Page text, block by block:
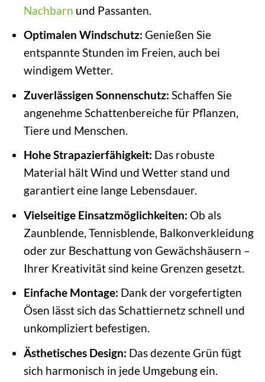
Nachbarn und Passanten.
Optimalen Windschutz: Genießen Sie
entspannte Stunden im Freien, auch bei
windigem Wetter.
Zuverlässigen Sonnenschutz: Schaffen Sie
angenehme Schattenbereiche für Pflanzen,
Tiere und Menschen.
Hohe Strapazierfähigkeit: Das robuste
Material hält Wind und Wetter stand und
garantiert eine lange Lebensdauer.
Vielseitige Einsatzmöglichkeiten: Ob als
Zaunblende, Tennisblende, Balkonverkleidung
oder zur Beschattung von Gewächshäusern –
Ihrer Kreativität sind keine Grenzen gesetzt.
Einfache Montage: Dank der vorgefertigten
Ösen lässt sich das Schattiernetz schnell und
unkompliziert befestigen.
Ästhetisches Design: Das dezente Grün fügt
sich harmonisch in jede Umgebung ein.